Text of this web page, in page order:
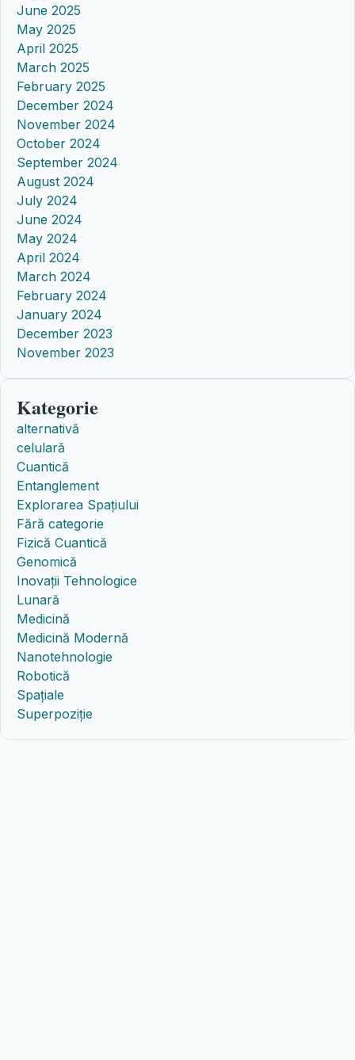
June 2025
May 2025
April 2025
March 2025
February 2025
December 2024
November 2024
October 2024
September 2024
August 2024
July 2024
June 2024
May 2024
April 2024
March 2024
February 2024
January 2024
December 2023
November 2023
Kategorie
alternativă
celulară
Cuantică
Entanglement
Explorarea Spațiului
Fără categorie
Fizică Cuantică
Genomică
Inovații Tehnologice
Lunară
Medicină
Medicină Modernă
Nanotehnologie
Robotică
Spațiale
Superpoziție